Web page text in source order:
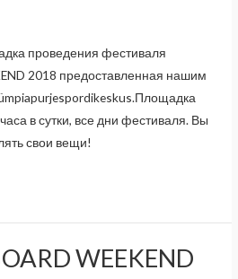
проведения фестиваля
2018 предоставленная нашим
в сутки, все дни фестиваля. Вы
свои вещи!
WEEKEND